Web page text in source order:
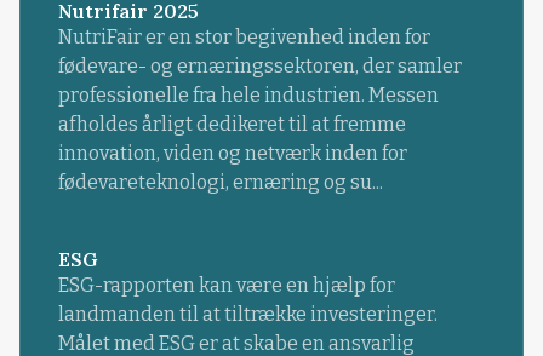
Nutrifair 2025
NutriFair er en stor begivenhed inden for
fødevare- og ernæringssektoren, der samler
professionelle fra hele industrien. Messen
afholdes årligt dedikeret til at fremme
innovation, viden og netværk inden for
fødevareteknologi, ernæring og su...
ESG
ESG-rapporten kan være en hjælp for
landmanden til at tiltrække investeringer.
Målet med ESG er at skabe en ansvarlig